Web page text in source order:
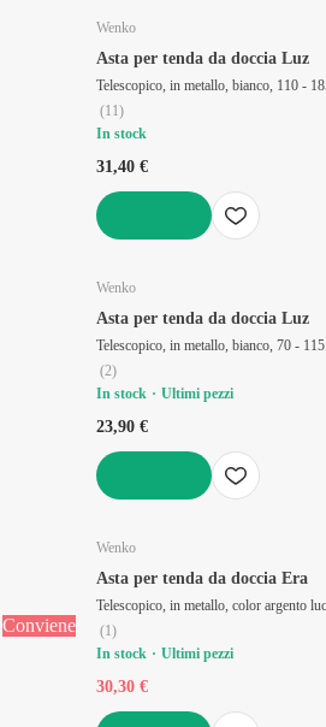
Wenko
Asta per tenda da doccia Luz
Telescopico, in metallo, bianco, 110 -
(11)
In stock
31,40 €
Wenko
Asta per tenda da doccia Luz
Telescopico, in metallo, bianco, 70 -
(2)
In stock
Ultimi pezzi
23,90 €
Conviene
Wenko
Asta per tenda da doccia Era
Telescopico, in metallo, color argento
(1)
In stock
Ultimi pezzi
30,30 €